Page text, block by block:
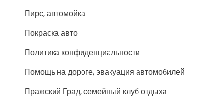
Пирс, автомойка
Покраска авто
Политика конфиденциальности
Помощь на дороге, эвакуация автомобилей
Пражский Град, семейный клуб отдыха